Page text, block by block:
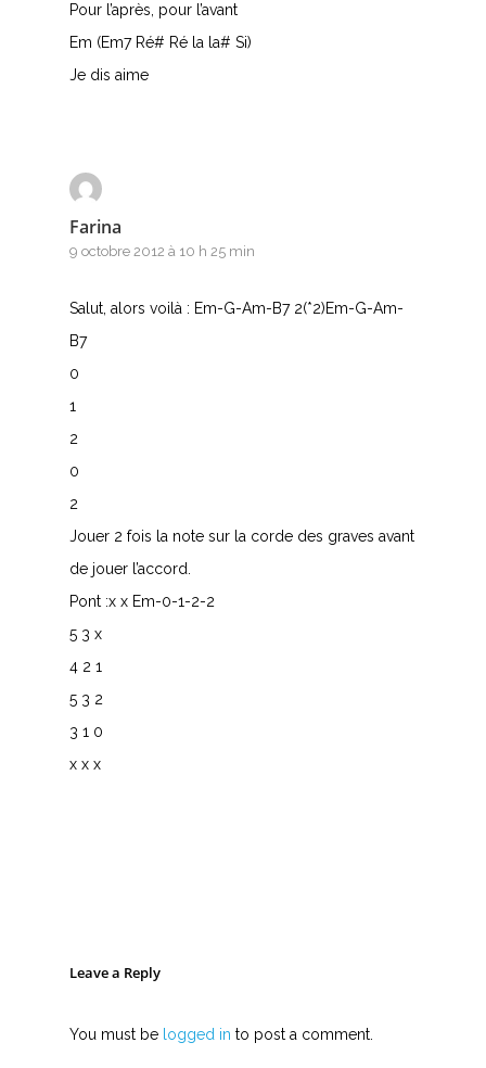
Pour l’après, pour l’avant
Em (Em7 Ré# Ré la la# Si)
Je dis aime
Farina
9 octobre 2012 à 10 h 25 min
Salut, alors voilà : Em-G-Am-B7 2(*2)Em-G-Am-
B7
0
1
2
0
2
Jouer 2 fois la note sur la corde des graves avant
de jouer l’accord.
Pont :x x Em-0-1-2-2
5 3 x
4 2 1
5 3 2
3 1 0
x x x
Leave a Reply
You must be logged in to post a comment.